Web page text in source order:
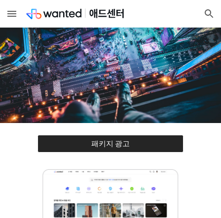
Skip to main content Skip to navigation
패키지 광고